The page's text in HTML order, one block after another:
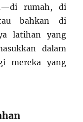
rumah, di
bahkan di
latihan yang
dalam
mereka yang